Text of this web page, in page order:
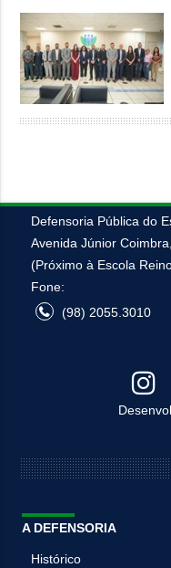
Defensoria Pública do
Avenida Júnior
(Próximo à Escola
Fone:
(98) 2055.3010
A DEFENSORIA
Histórico